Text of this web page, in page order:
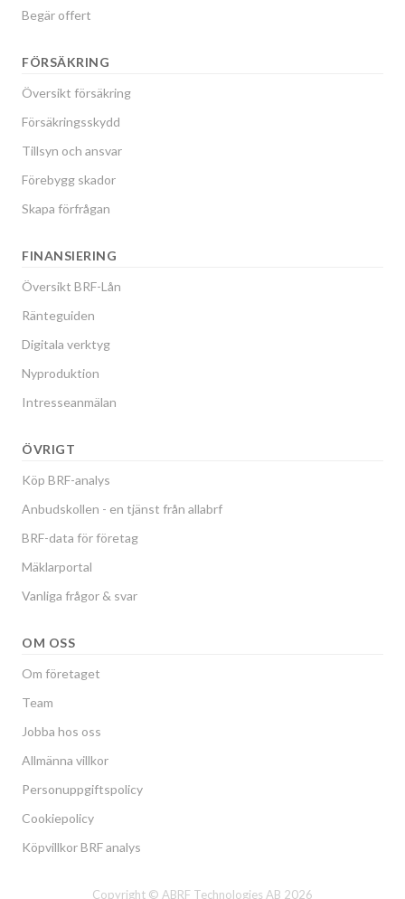
Begär offert
FÖRSÄKRING
Översikt försäkring
Försäkringsskydd
Tillsyn och ansvar
Förebygg skador
Skapa förfrågan
FINANSIERING
Översikt BRF-Lån
Ränteguiden
Digitala verktyg
Nyproduktion
Intresseanmälan
ÖVRIGT
Köp BRF-analys
Anbudskollen - en tjänst från allabrf
BRF-data för företag
Mäklarportal
Vanliga frågor & svar
OM OSS
Om företaget
Team
Jobba hos oss
Allmänna villkor
Personuppgiftspolicy
Cookiepolicy
Köpvillkor BRF analys
Copyright © ABRF Technologies AB 2026